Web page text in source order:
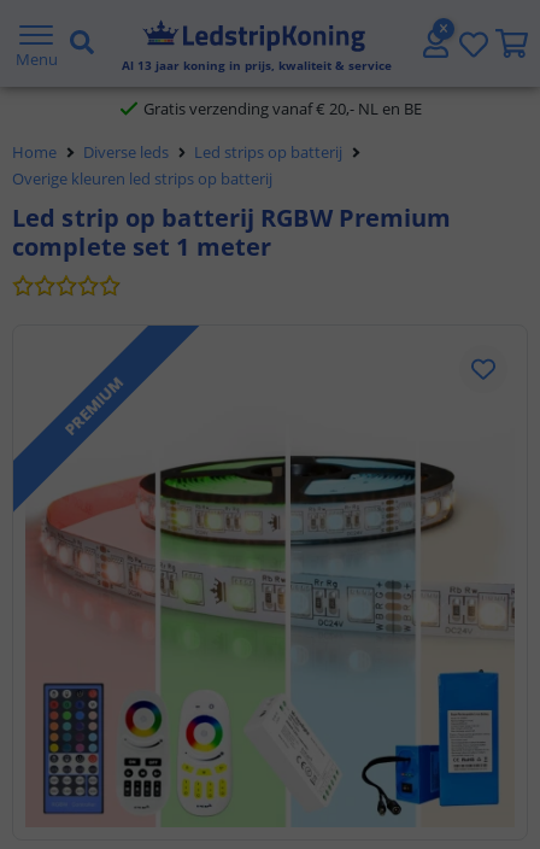
Menu Al 13 jaar koning in prijs, kwaliteit & service
5 jaar garantie
Gratis verzending vanaf € 20,- NL en BE
Klantbeoordeling 9.1
Voor 23:45 uur besteld,morgen in huis
Home Diverse leds
Led strips op batterij
Overige kleuren led strips op batterij
Led strip op batterij RGBW Premium
complete set 1 meter
PREMIUM